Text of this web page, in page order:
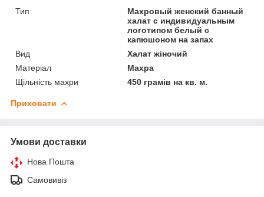
Тип
Махровый женский банный
халат с индивидуальным
логотипом белый с
капюшоном на запах
Вид
Халат жіночий
Матеріал
Махра
Щільність махри
450 грамів на кв. м.
Приховати
Умови доставки
Нова Пошта
Самовивіз